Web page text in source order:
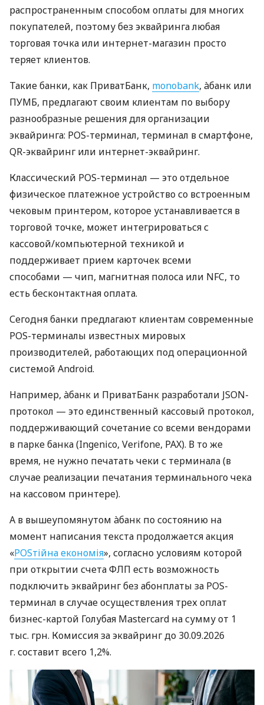
распространенным способом оплаты для многих
покупателей, поэтому без эквайринга любая
торговая точка или интернет-магазин просто
теряет клиентов.
Такие банки, как ПриватБанк, monobank, àбанк или
ПУМБ, предлагают своим клиентам по выбору
разнообразные решения для организации
эквайринга: POS-терминал, терминал в смартфоне,
QR-эквайринг или интернет-эквайринг.
Классический POS-терминал — это отдельное
физическое платежное устройство со встроенным
чековым принтером, которое устанавливается в
торговой точке, может интегрироваться с
кассовой/компьютерной техникой и
поддерживает прием карточек всеми
способами — чип, магнитная полоса или NFC, то
есть бесконтактная оплата.
Сегодня банки предлагают клиентам современные
POS-терминалы известных мировых
производителей, работающих под операционной
системой Android.
Например, àбанк и ПриватБанк разработали JSON-
протокол — это единственный кассовый протокол,
поддерживающий сочетание со всеми вендорами
в парке банка (Ingenico, Verifone, PAX). В то же
время, не нужно печатать чеки с терминала (в
случае реализации печатания терминального чека
на кассовом принтере).
А в вышеупомянутом àбанк по состоянию на
момент написания текста продолжается акция
«POSтійна економія», согласно условиям которой
при открытии счета ФЛП есть возможность
подключить эквайринг без абонплаты за POS-
терминал в случае осуществления трех оплат
бизнес-картой Голубая Mastercard на сумму от 1
тыс. грн. Комиссия за эквайринг до 30.09.2026
г. составит всего 1,2%.